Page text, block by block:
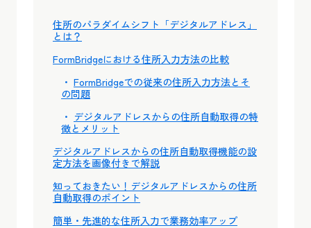
住所のパラダイムシフト「デジタルアドレス」
とは？
FormBridgeにおける住所入力方法の比較
FormBridgeでの従来の住所入力方法とそ
の問題
デジタルアドレスからの住所自動取得の特
徴とメリット
デジタルアドレスからの住所自動取得機能の設
定方法を画像付きで解説
知っておきたい！デジタルアドレスからの住所
自動取得のポイント
簡単・先進的な住所入力で業務効率アップ